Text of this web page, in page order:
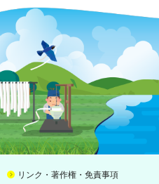
リンク・著作権・免責事項